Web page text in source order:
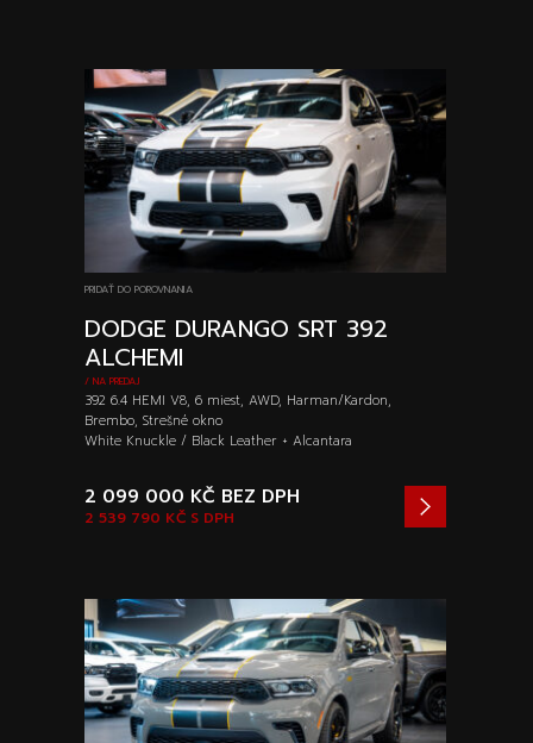
PRIDAŤ DO POROVNANIA
DODGE DURANGO SRT 392
ALCHEMI
/ NA PREDAJ
392 6.4 HEMI V8, 6 miest, AWD, Harman/Kardon,
Brembo, Strešné okno
White Knuckle / Black Leather + Alcantara
2 539 790 KČ S DPH
2 099 000 KČ BEZ DPH